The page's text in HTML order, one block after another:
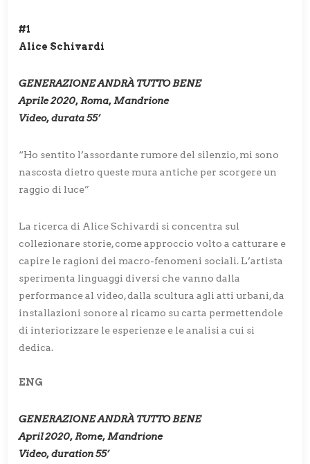
#1
Alice Schivardi
GENERAZIONE ANDRÀ TUTTO BENE
Aprile 2020, Roma, Mandrione
Video, durata 55’
“Ho sentito l’assordante rumore del silenzio, mi sono
nascosta dietro queste mura antiche per scorgere un
raggio di luce”
La ricerca di Alice Schivardi si concentra sul
collezionare storie, come approccio volto a catturare e
capire le ragioni dei macro-fenomeni sociali. L’artista
sperimenta linguaggi diversi che vanno dalla
performance al video, dalla scultura agli atti urbani, da
installazioni sonore al ricamo su carta permettendole
di interiorizzare le esperienze e le analisi a cui si
dedica.
ENG
GENERAZIONE ANDRÀ TUTTO BENE
April 2020, Rome, Mandrione
Video, duration 55’